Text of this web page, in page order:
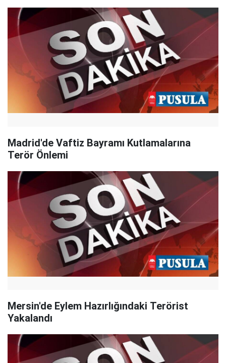
Madrid'de Vaftiz Bayramı Kutlamalarına
Terör Önlemi
Mersin'de Eylem Hazırlığındaki Terörist
Yakalandı